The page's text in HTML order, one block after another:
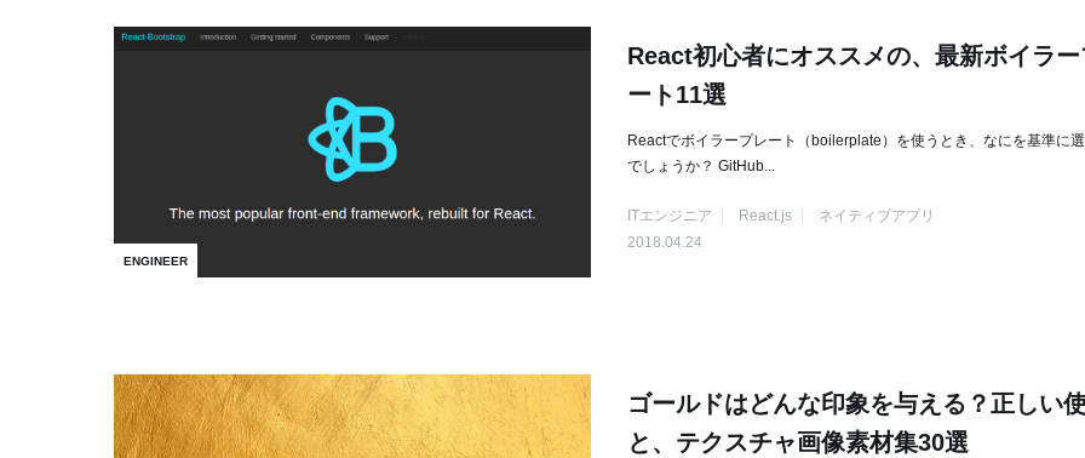
ENGINEER
React初心者にオススメの、最新ボイラー
ート11選
Reactでボイラープレート（boilerplate）を使うとき、なにを基準に
でしょうか？ GitHub...
ITエンジニア React.js
ネイティブアプリ
2018.04.24
ゴールドはどんな印象を与える？正しい
と、テクスチャ画像素材集30選